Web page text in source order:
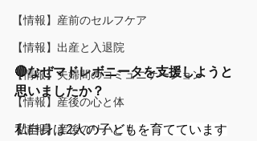
【情報】産前のセルフケア
【情報】出産と入退院
【情報】夫婦間のコミュニケーション
【情報】産後の心と体
【情報】産後のリハビリ
🔴なぜマドレボニータを支援しようと
思いましたか？
私自身は2人の子どもを育てています